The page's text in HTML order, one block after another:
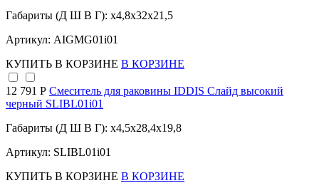
Габариты (Д Ш В Г): x4,8x32x21,5
Артикул: AIGMG01i01
КУПИТЬ В КОРЗИНЕ В КОРЗИНЕ
12 791 Р Смеситель для раковины IDDIS Слайд высокий
черный SLIBL01i01
Габариты (Д Ш В Г): x4,5x28,4x19,8
Артикул: SLIBL01i01
КУПИТЬ В КОРЗИНЕ В КОРЗИНЕ